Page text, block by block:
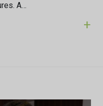
A…
+